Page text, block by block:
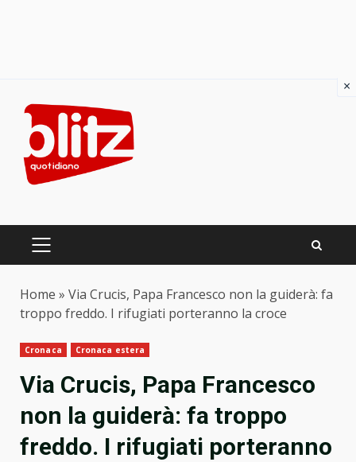
content
PRIMARY
Home » Via Crucis, Papa Francesco non la guiderà: fa
troppo freddo. I rifugiati porteranno la croce
Cronaca Cronaca estera
Via Crucis, Papa Francesco
non la guiderà: fa troppo
freddo. I rifugiati porteranno
×